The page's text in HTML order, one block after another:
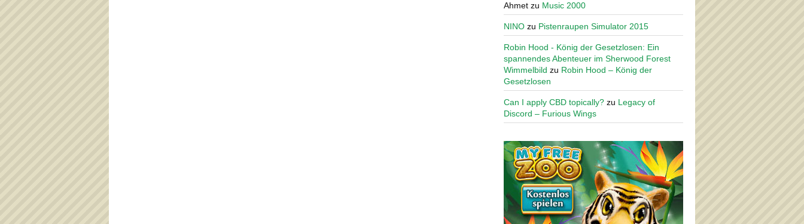
Ahmet zu Music 2000
NINO zu Pistenraupen Simulator 2015
Robin Hood - König der Gesetzlosen: Ein
spannendes Abenteuer im Sherwood Forest
Wimmelbild zu Robin Hood – König der
Gesetzlosen
Can I apply CBD topically? zu Legacy of
Discord – Furious Wings